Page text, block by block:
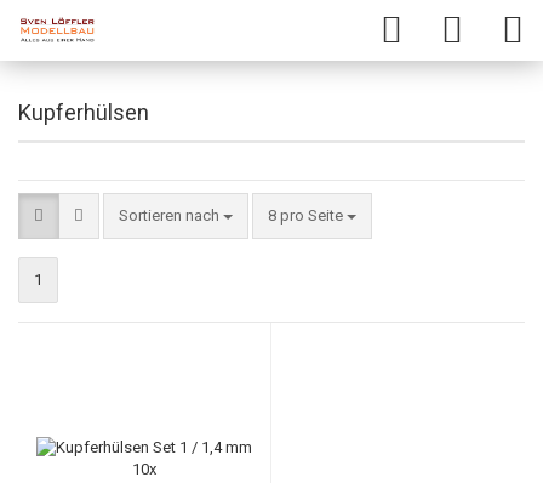
Kupferhülsen
Sortieren nach 8 pro Seite
1